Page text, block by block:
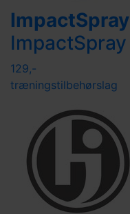
ImpactSpray
ImpactSpray
129,-
træningstilbehørslag